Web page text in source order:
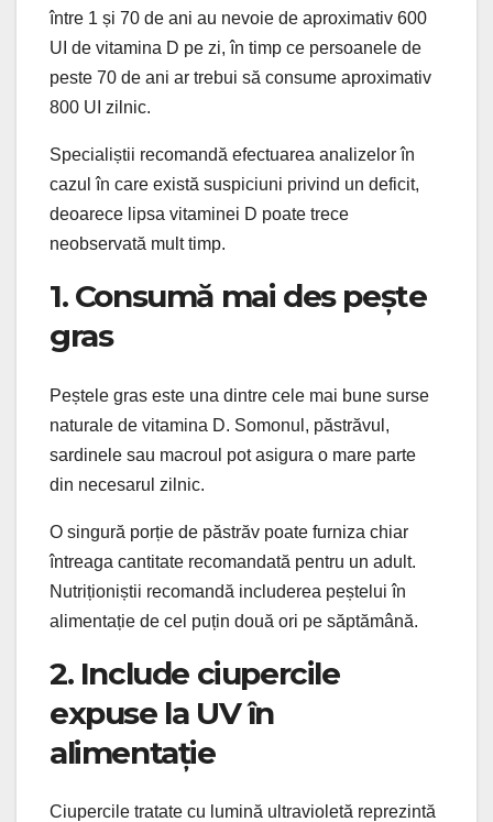
între 1 și 70 de ani au nevoie de aproximativ 600
UI de vitamina D pe zi, în timp ce persoanele de
peste 70 de ani ar trebui să consume aproximativ
800 UI zilnic.
Specialiștii recomandă efectuarea analizelor în
cazul în care există suspiciuni privind un deficit,
deoarece lipsa vitaminei D poate trece
neobservată mult timp.
1. Consumă mai des pește
gras
Peștele gras este una dintre cele mai bune surse
naturale de vitamina D. Somonul, păstrăvul,
sardinele sau macroul pot asigura o mare parte
din necesarul zilnic.
O singură porție de păstrăv poate furniza chiar
întreaga cantitate recomandată pentru un adult.
Nutriționiștii recomandă includerea peștelui în
alimentație de cel puțin două ori pe săptămână.
2. Include ciupercile
expuse la UV în
alimentație
Ciupercile tratate cu lumină ultravioletă reprezintă